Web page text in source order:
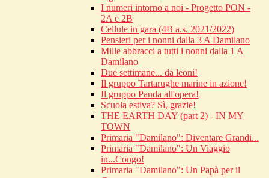
I numeri intorno a noi - Progetto PON -
2A e 2B
Cellule in gara (4B a.s. 2021/2022)
Pensieri per i nonni dalla 3 A Damilano
Mille abbracci a tutti i nonni dalla 1 A
Damilano
Due settimane... da leoni!
Il gruppo Tartarughe marine in azione!
Il gruppo Panda all'opera!
Scuola estiva? Sì, grazie!
THE EARTH DAY (part 2) - IN MY
TOWN
Primaria "Damilano": Diventare Grandi...
Primaria "Damilano": Un Viaggio
in...Congo!
Primaria "Damilano": Un Papà per il